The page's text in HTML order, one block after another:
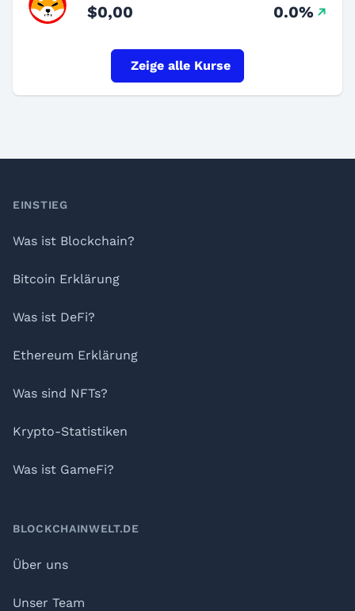
$0,00 0.0%
Zeige alle Kurse
Footer
EINSTIEG
Was ist Blockchain?
Bitcoin Erklärung
Was ist DeFi?
Ethereum Erklärung
Was sind NFTs?
Krypto-Statistiken
Was ist GameFi?
BLOCKCHAINWELT.DE
Über uns
Unser Team